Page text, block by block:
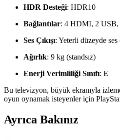
HDR Desteği: HDR10
Bağlantılar: 4 HDMI, 2 USB,
Ses Çıkışı: Yeterli düzeyde ses
Ağırlık: 9 kg (standsız)
Enerji Verimliliği Sınıfı: E
Bu televizyon, büyük ekranıyla
oyun oynamak isteyenler için
Ayrıca Bakınız